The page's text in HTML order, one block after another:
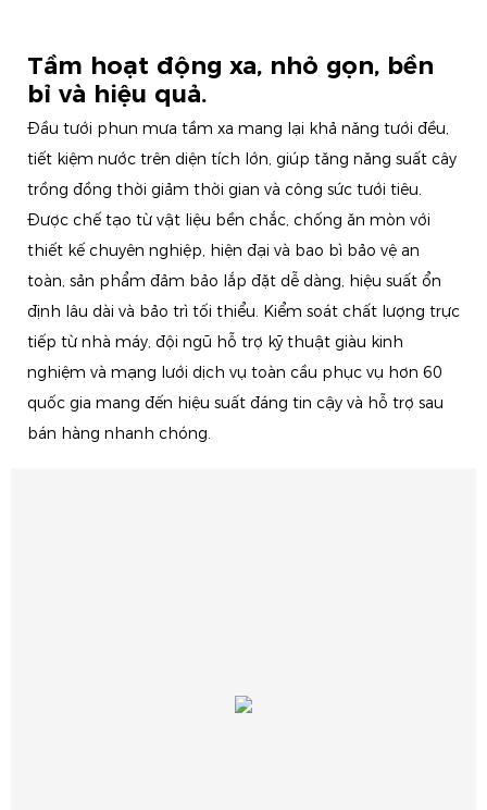
Tầm hoạt động xa, nhỏ gọn, bền
bỉ và hiệu quả.
Đầu tưới phun mưa tầm xa mang lại khả năng tưới đều,
tiết kiệm nước trên diện tích lớn, giúp tăng năng suất cây
trồng đồng thời giảm thời gian và công sức tưới tiêu.
Được chế tạo từ vật liệu bền chắc, chống ăn mòn với
thiết kế chuyên nghiệp, hiện đại và bao bì bảo vệ an
toàn, sản phẩm đảm bảo lắp đặt dễ dàng, hiệu suất ổn
định lâu dài và bảo trì tối thiểu. Kiểm soát chất lượng trực
tiếp từ nhà máy, đội ngũ hỗ trợ kỹ thuật giàu kinh
nghiệm và mạng lưới dịch vụ toàn cầu phục vụ hơn 60
quốc gia mang đến hiệu suất đáng tin cậy và hỗ trợ sau
bán hàng nhanh chóng.